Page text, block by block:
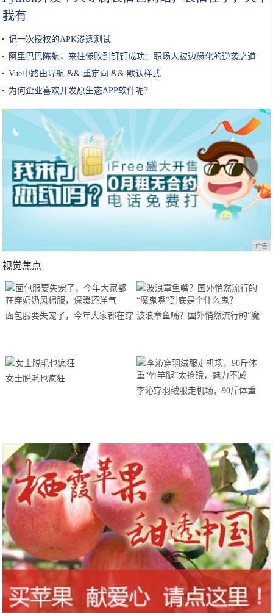
我有
记一次授权的APK渗透测试
阿里巴巴陈航，来往惨败到钉钉成功：职场人被边缘化的逆袭之道
Vue中路由导航 && 重定向 && 默认样式
为何企业喜欢开发原生态APP软件呢？
广告
视觉焦点
面包服要失宠了，今年大家都在穿 波浪章鱼嘴？国外悄然流行的“魔
女士脱毛也疯狂
李沁穿羽绒服走机场，90斤体重